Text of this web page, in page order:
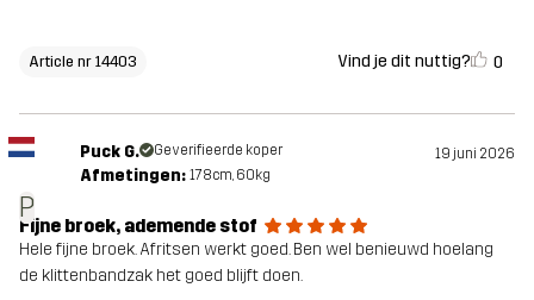
Article nr 14403 Vind je dit nuttig? 0
P
Puck G. Geverifieerde koper 19 juni 2026
Afmetingen: 178cm, 60kg
Fijne broek, ademende stof
Hele fijne broek. Afritsen werkt goed. Ben wel benieuwd hoelang
de klittenbandzak het goed blijft doen.